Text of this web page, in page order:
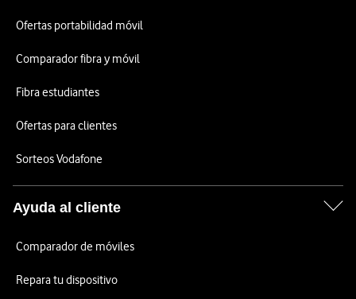
Ofertas portabilidad móvil
Comparador fibra y móvil
Fibra estudiantes
Ofertas para clientes
Sorteos Vodafone
Ayuda al cliente
Comparador de móviles
Repara tu dispositivo